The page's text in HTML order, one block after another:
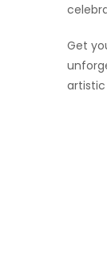
Get